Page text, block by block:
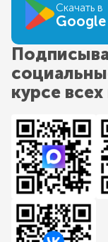
Скачать в
курсе